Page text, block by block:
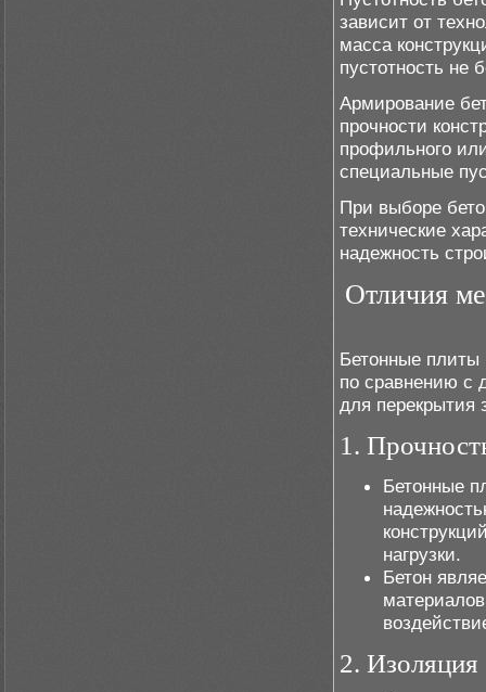
зависит от
масса
пустотность не
Армирование
прочности
профильного
специальные
При выборе
технические
надежность
Отличия
Бетонные
по сравнению с
для перекрытия
1.
Бетонные
нагрузки.
Бетон
2. Изоляция